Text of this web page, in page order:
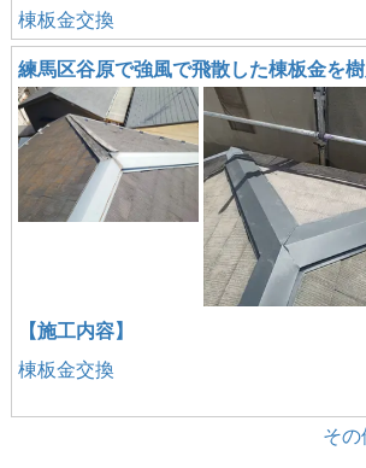
棟板金交換
練馬区谷原で強風で飛散した棟板金を
【施工内容】
棟板金交換
そ